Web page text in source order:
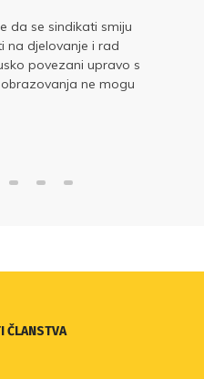
da se sindikati smiju
na djelovanje i rad
povezani upravo s
ne mogu
ČLANSTVA